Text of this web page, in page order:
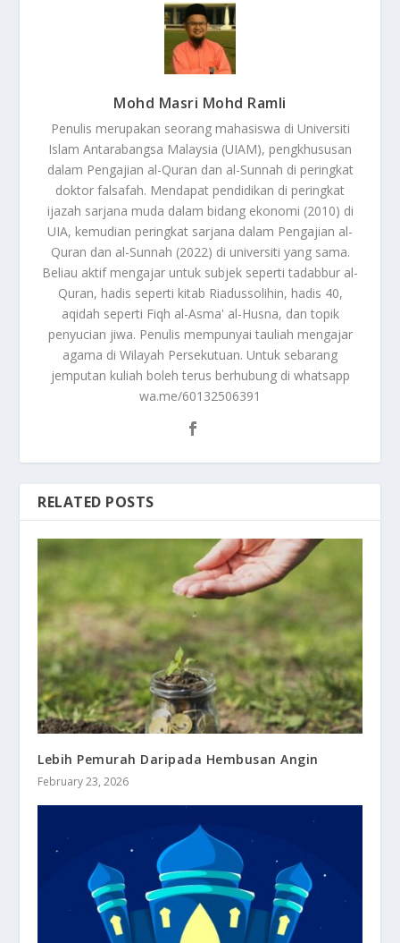
Mohd Masri Mohd Ramli
Penulis merupakan seorang mahasiswa di Universiti
Islam Antarabangsa Malaysia (UIAM), pengkhususan
dalam Pengajian al-Quran dan al-Sunnah di peringkat
doktor falsafah. Mendapat pendidikan di peringkat
ijazah sarjana muda dalam bidang ekonomi (2010) di
UIA, kemudian peringkat sarjana dalam Pengajian al-
Quran dan al-Sunnah (2022) di universiti yang sama.
Beliau aktif mengajar untuk subjek seperti tadabbur al-
Quran, hadis seperti kitab Riadussolihin, hadis 40,
aqidah seperti Fiqh al-Asma' al-Husna, dan topik
penyucian jiwa. Penulis mempunyai tauliah mengajar
agama di Wilayah Persekutuan. Untuk sebarang
jemputan kuliah boleh terus berhubung di whatsapp
wa.me/60132506391
RELATED POSTS
Lebih Pemurah Daripada Hembusan Angin
February 23, 2026